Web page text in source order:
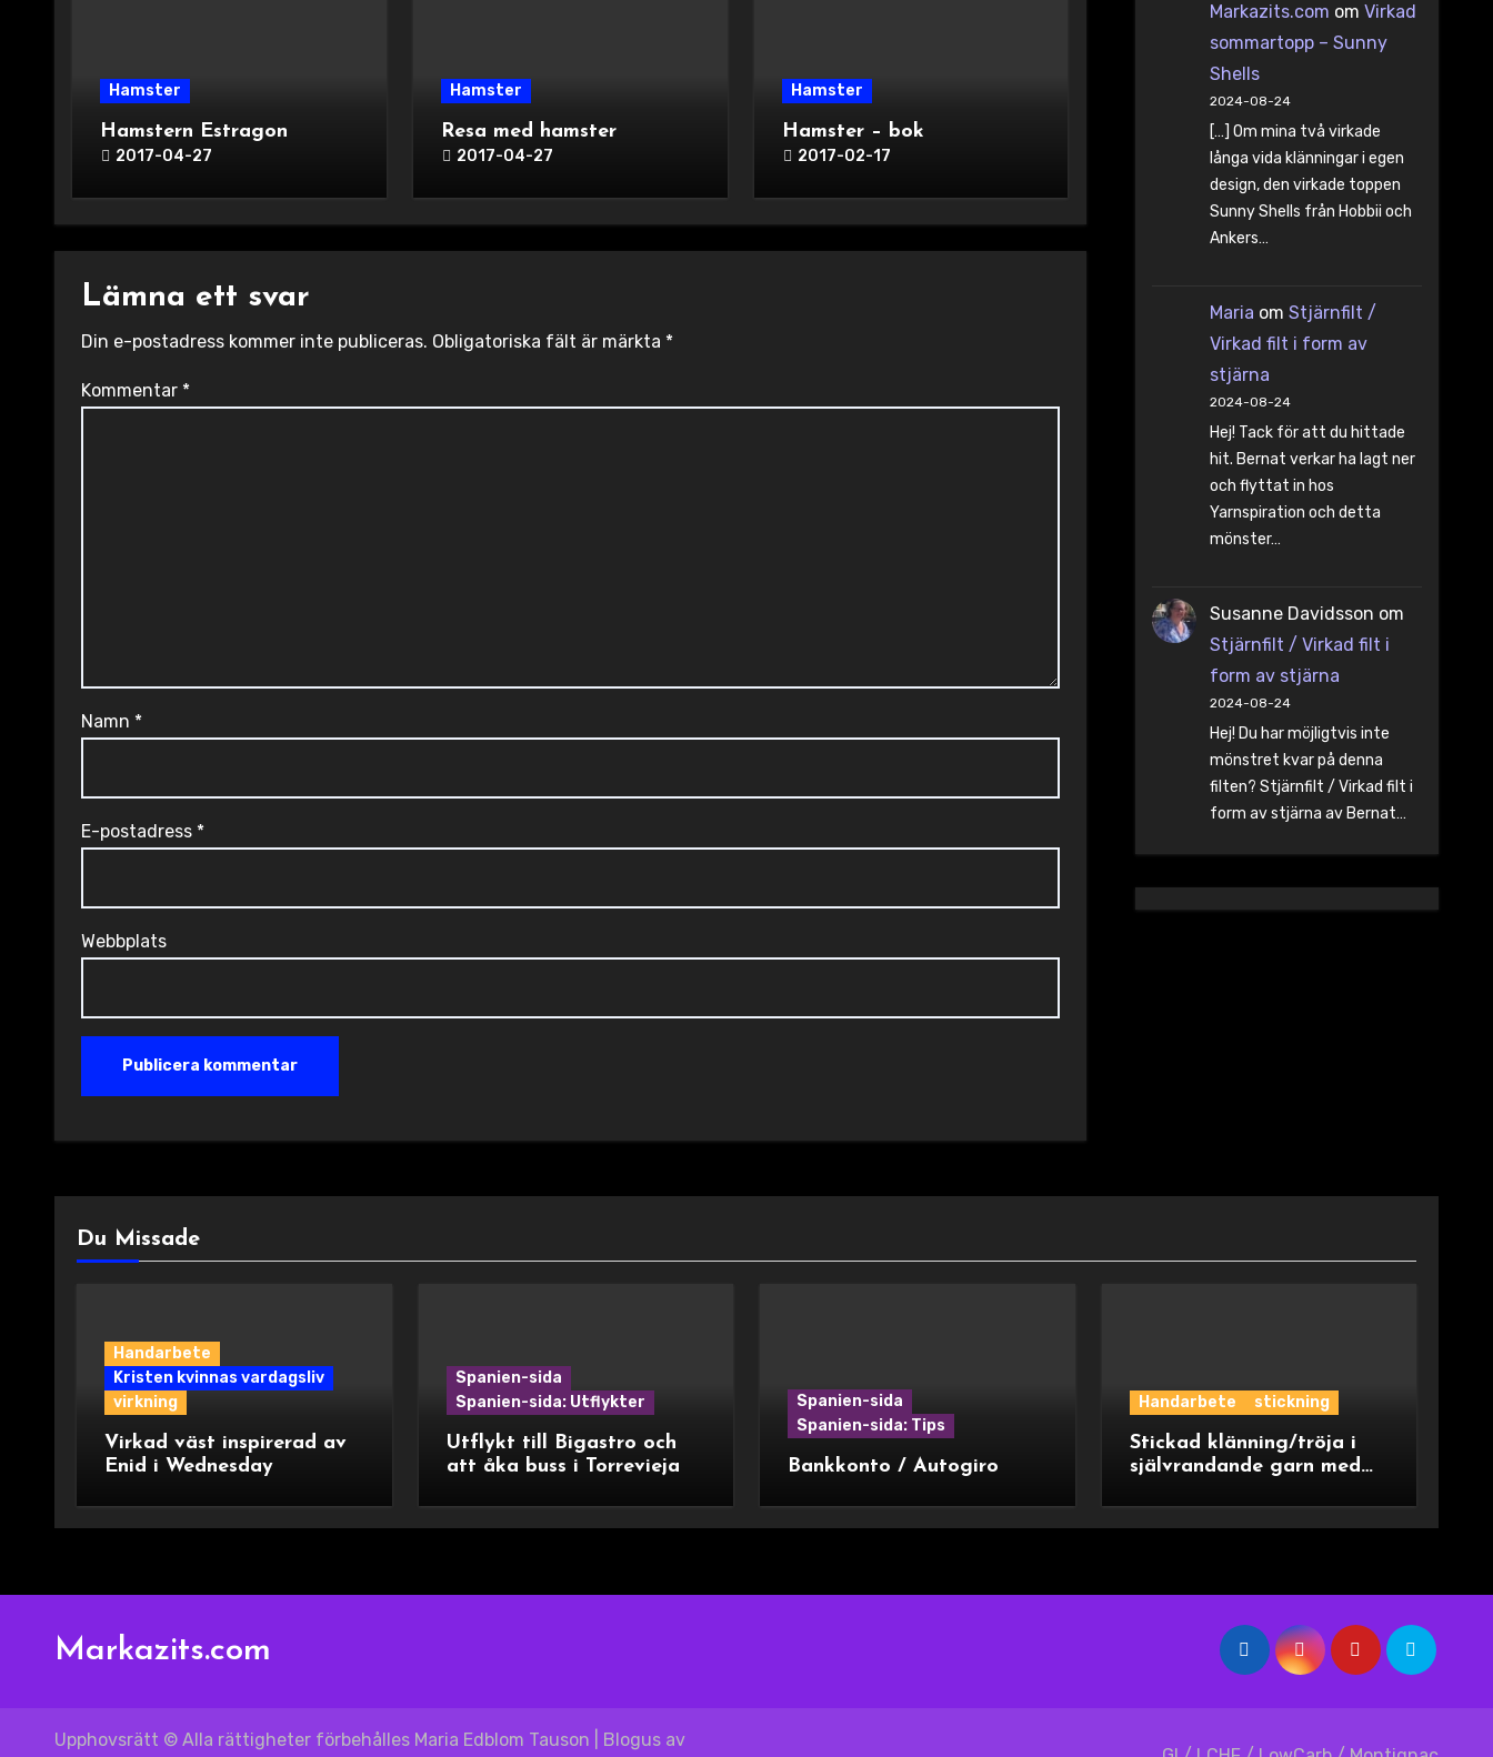
Hamster
Hamstern Estragon
2017-04-27
Hamster
Resa med hamster
2017-04-27
Hamster
Hamster – bok
2017-02-17
Lämna ett svar
Din e-postadress kommer inte publiceras. Obligatoriska fält är märkta *
Kommentar *
Namn *
E-postadress *
Webbplats
Markazits.com om Virkad
sommartopp – Sunny
Shells
2024-08-24
[…] Om mina två virkade
långa vida klänningar i egen
design, den virkade toppen
Sunny Shells från Hobbii och
Ankers…
Maria om Stjärnfilt /
Virkad filt i form av
stjärna
2024-08-24
Hej! Tack för att du hittade
hit. Bernat verkar ha lagt ner
och flyttat in hos
Yarnspiration och detta
mönster…
Susanne Davidsson om
Stjärnfilt / Virkad filt i
form av stjärna
2024-08-24
Hej! Du har möjligtvis inte
mönstret kvar på denna
filten? Stjärnfilt / Virkad filt i
form av stjärna av Bernat…
Du Missade
Handarbete
Kristen kvinnas vardagsliv
virkning
Virkad väst inspirerad av
Enid i Wednesday
Spanien-sida
Spanien-sida: Utflykter
Utflykt till Bigastro och
att åka buss i Torrevieja
Spanien-sida
Spanien-sida: Tips
Bankkonto / Autogiro
Handarbete stickning
Stickad klänning/tröja i
självrandande garn med
Markazits.com
Upphovsrätt © Alla rättigheter förbehålles Maria Edblom Tauson Blogus av